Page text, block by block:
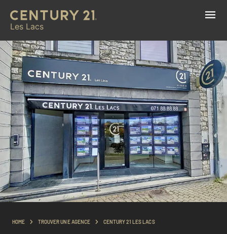
Les Lacs
HOME TROUVER UNE AGENCE CENTURY 21 LES LACS